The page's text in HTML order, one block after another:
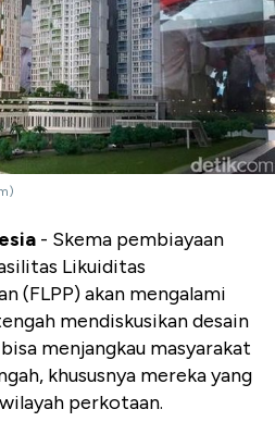
- Skema pembiayaan
Likuiditas
(FLPP) akan mengalami
mendiskusikan desain
menjangkau masyarakat
khususnya mereka yang
perkotaan.